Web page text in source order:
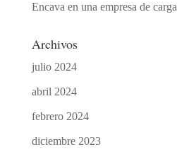
Encava en una empresa de carga
Archivos
julio 2024
abril 2024
febrero 2024
diciembre 2023